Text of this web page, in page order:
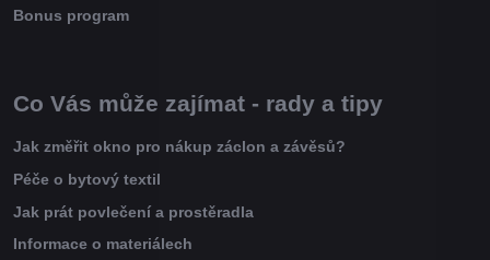
Bonus program
Co Vás může zajímat - rady a tipy
Jak změřit okno pro nákup záclon a závěsů?
Péče o bytový textil
Jak prát povlečení a prostěradla
Informace o materiálech